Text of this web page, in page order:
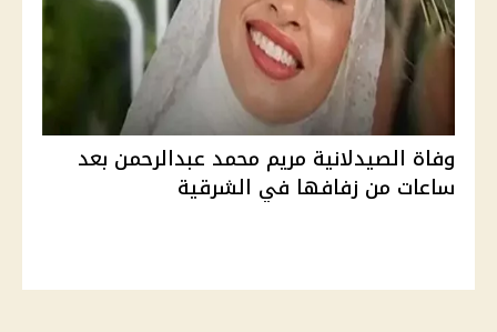
وفاة الصيدلانية مريم محمد عبدالرحمن بعد
ساعات من زفافها في الشرقية